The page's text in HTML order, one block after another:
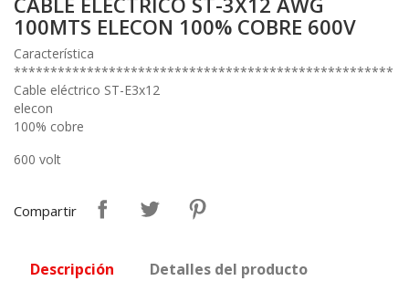
100MTS ELECON 100% COBRE 600V
Característica
****************************************************
Cable eléctrico ST-E3x12
elecon
100% cobre
600 volt
Compartir
Descripción Detalles del producto